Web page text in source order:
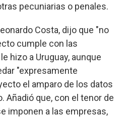
pecuniarias o penales.
Costa, dijo que "no
cumple con las
hizo a Uruguay, aunque
"expresamente
el amparo de los datos
Añadió que, con el tenor de
imponen a las empresas,